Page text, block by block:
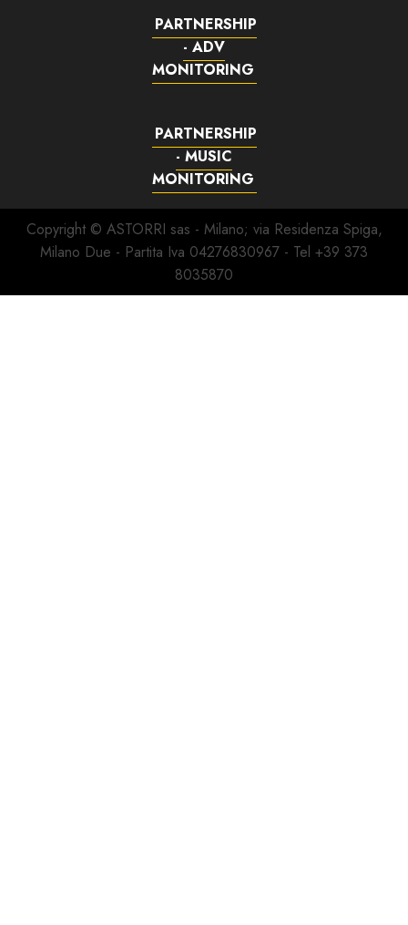
PARTNERSHIP
- ADV
MONITORING
PARTNERSHIP
- MUSIC
MONITORING
Copyright © ASTORRI sas - Milano; via Residenza Spiga,
Milano Due - Partita Iva 04276830967 - Tel +39 373
8035870